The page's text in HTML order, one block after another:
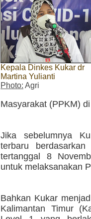
Kepala Dinkes Kukar dr
Martina Yulianti
Photo: Agri
Masyarakat (PPKM)
Jika sebelumnya
terbaru
tertanggal 8
untuk melaksanakan
Bahkan Kukar
Kalimantan Timur